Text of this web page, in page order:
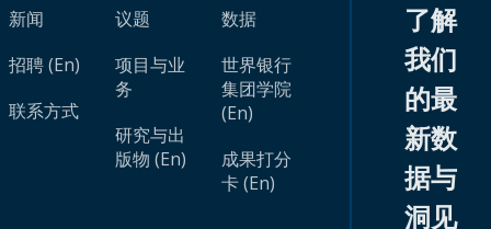
新闻
招聘 (En)
联系方式
议题
项目与业
务
研究与出
版物 (En)
数据
世界银行
集团学院
(En)
成果打分
卡 (En)
了解
我们
的最
新数
据与
洞见